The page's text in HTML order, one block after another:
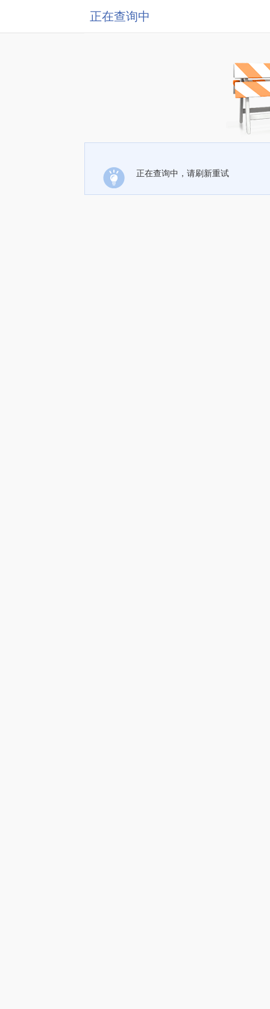
正在查询中
正在查询中，请刷新重试